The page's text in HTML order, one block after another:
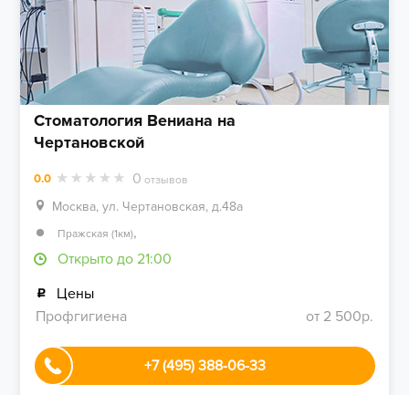
Стоматология Вениана на
Чертановской
0.0 0 отзывов
Москва, ул. Чертановская, д.48а
Пражская (1км),
Открыто до 21:00
Цены
Профгигиена
от 2 500р.
+7 (495) 388-06-33